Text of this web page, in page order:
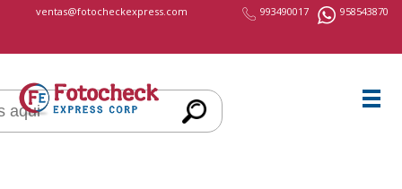
ventas@fotocheckexpress.com 958543870
993490017
cccccc